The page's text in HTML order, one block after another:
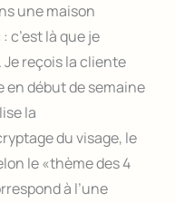
une maison
c’est là que je
Je reçois la cliente
en début de semaine
la
du visage, le
le «thème des 4
à l’une